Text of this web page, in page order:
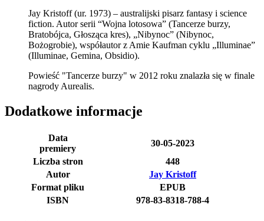
Jay Kristoff (ur. 1973) – australijski pisarz fantasy i science
fiction. Autor serii “Wojna lotosowa” (Tancerze burzy,
Bratobójca, Głosząca kres), „Nibynoc” (Nibynoc,
Bożogrobie), współautor z Amie Kaufman cyklu „Illuminae”
(Illuminae, Gemina, Obsidio).
Powieść "Tancerze burzy" w 2012 roku znalazła się w finale
nagrody Aurealis.
Dodatkowe informacje
Data
premiery
30-05-2023
Liczba stron
448
Autor
Jay Kristoff
Format pliku
EPUB
ISBN
978-83-8318-788-4